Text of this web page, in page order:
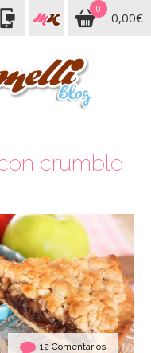
0
0,00€
crumble
12 Comentarios